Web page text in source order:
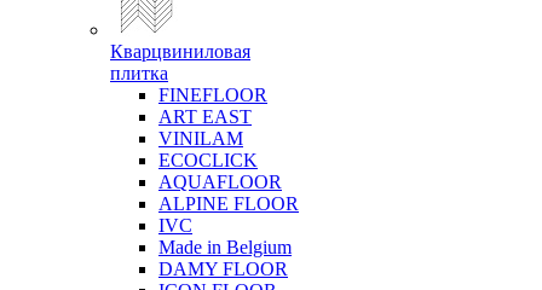
Кварцвиниловая
плитка
FINEFLOOR
ART EAST
VINILAM
ECOCLICK
AQUAFLOOR
ALPINE FLOOR
IVC
Made in Belgium
DAMY FLOOR